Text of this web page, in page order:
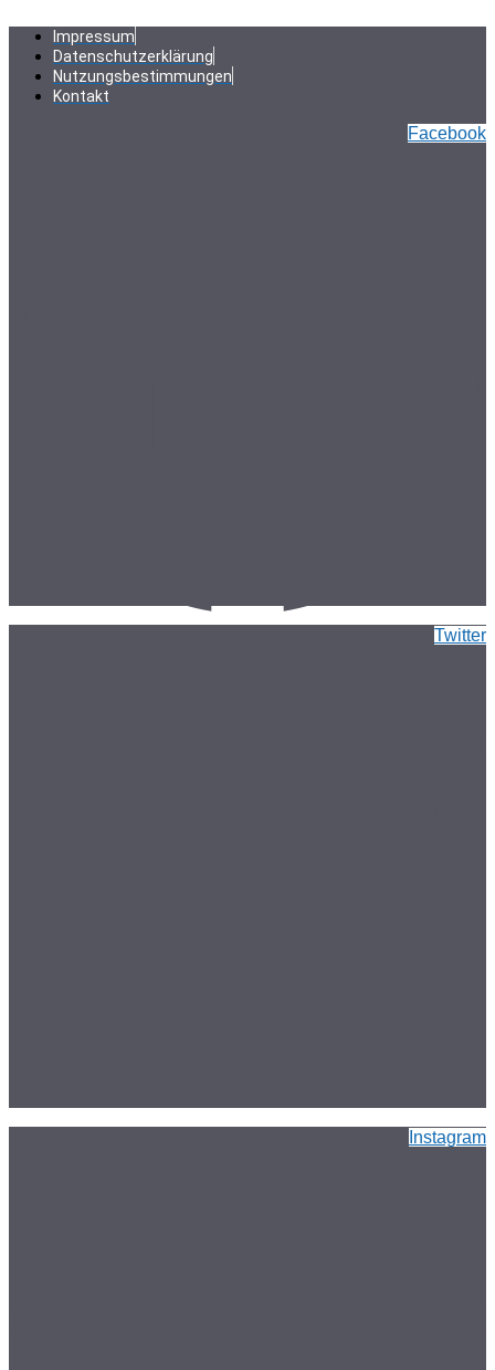
Inhalt
springen
Impressum
Datenschutzerklärung
Nutzungsbestimmungen
Kontakt
Facebook
Twitter
Instagram